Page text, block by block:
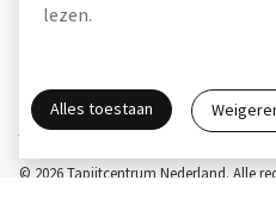
Blog
© 2026 Tapijtcentrum Nederland. Alle
Actie- en betalingsvoorwaarden *
lezen.
Alles toestaan